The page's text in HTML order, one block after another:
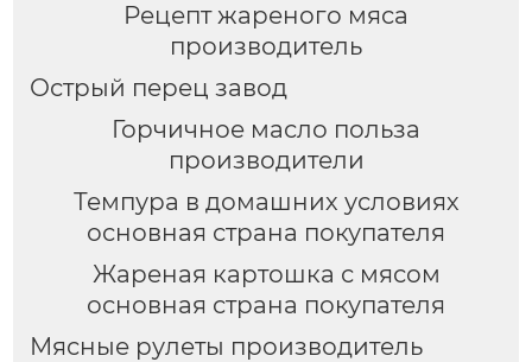
Рецепт жареного мяса
производитель
Острый перец завод
Горчичное масло польза
производители
Темпура в домашних условиях
основная страна покупателя
Жареная картошка с мясом
основная страна покупателя
Мясные рулеты производитель